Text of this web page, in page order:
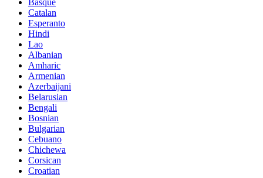
Basque
Catalan
Esperanto
Hindi
Lao
Albanian
Amharic
Armenian
Azerbaijani
Belarusian
Bengali
Bosnian
Bulgarian
Cebuano
Chichewa
Corsican
Croatian